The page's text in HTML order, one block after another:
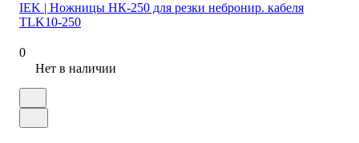
IEK | Ножницы НК-250 для резки небронир. кабеля
TLK10-250
0
Нет в наличии